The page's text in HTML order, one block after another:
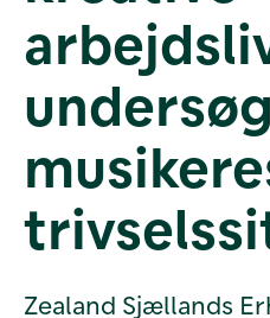
os
Zealand Sjællands